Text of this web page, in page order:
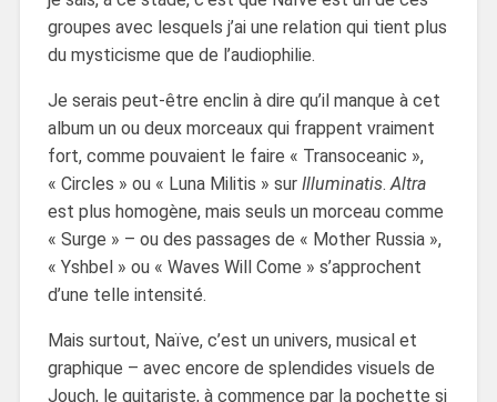
groupes avec lesquels j’ai une relation qui tient plus
du mysticisme que de l’audiophilie.
Je serais peut-être enclin à dire qu’il manque à cet
album un ou deux morceaux qui frappent vraiment
fort, comme pouvaient le faire « Transoceanic »,
« Circles » ou « Luna Militis » sur Illuminatis.Altra
est plus homogène, mais seuls un morceau comme
« Surge » – ou des passages de « Mother Russia »,
« Yshbel » ou « Waves Will Come » s’approchent
d’une telle intensité.
Mais surtout, Naïve, c’est un univers, musical et
graphique – avec encore de splendides visuels de
Jouch, le guitariste, à commence par la pochette si